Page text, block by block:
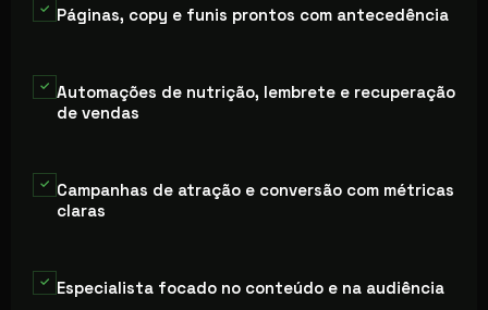
✓ Páginas, copy e funis prontos com antecedência
✓ Automações de nutrição, lembrete e recuperação
de vendas
✓ Campanhas de atração e conversão com métricas
claras
✓ Especialista focado no conteúdo e na audiência